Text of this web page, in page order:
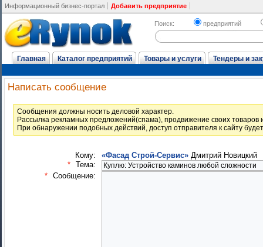
Информационный бизнес-портал Добавить предприятие
Поиск: предприятий
Главная Каталог предприятий Товары и услуги Тендеры и
Написать сообщение
Cообщения должны носить деловой характер.
Рассылка рекламных предложений(спама), продвижение своих товаров
При обнаружении подобных действий, доступ отправителя к сайту
Кому: «Фасад Строй-Сервис» Дмитрий Новицкий
* Тема:
* Сообщение: